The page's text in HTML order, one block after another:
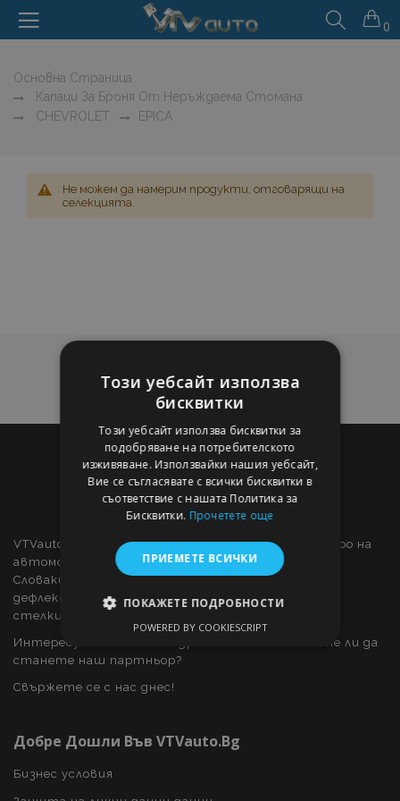
0
Основна Страница
Капаци За Броня От Неръждаема Стомана
CHEVROLET
EPICA
Не можем да намерим продукти, отговарящи на
селекцията.
VTVauto е търговец на дребно и доставчик на едро на
автомобилни части и автомобилни аксесоари в
Словакия, като: декоративни капаци за колела,
дефлектори за прозорци, калъфи за автомобили,
стелки за кола, хромирани капаци и рамки, ...
Интересувате ли се от дропшипинг или искате ли да
станете наш партньор?
Свържете се с нас днес!
Добре Дошли Във VTVauto.bg
Бизнес условия
Този уебсайт използва
бисквитки
Този уебсайт използва бисквитки за
подобряване на потребителското
изживяване. Използвайки нашия уебсайт,
Вие се съгласявате с всички бисквитки в
съответствие с нашата Политика за
Бисквитки. Прочетете още
ПРИЕМЕТЕ ВСИЧКИ
ПОКАЖЕТЕ ПОДРОБНОСТИ
ФУНКЦИОНАЛНОСТ
POWERED BY COOKIESCRIPT